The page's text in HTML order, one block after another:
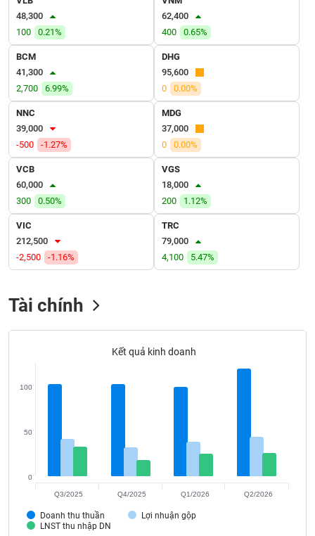
48,300
100
0.21%
62,400
400
0.65%
BCM
41,300
2,700
6.99%
DHG
95,600
0
0.00%
NNC
39,000
-500
-1.27%
MDG
37,000
0
0.00%
VCB
60,000
300
0.50%
VGS
18,000
200
1.12%
VIC
212,500
-2,500
-1.16%
TRC
79,000
4,100
5.47%
Tài chính
Kết quả kinh doanh
Doanh thu thuần
Lợi nhuận gộp
LNST thu nhập DN
0
50
100
Q3/2025 Q4/2025 Q1/2026 Q2/2026
VỤ
TRUYỀN
THÔNG
TIỆN
BẤT
ĐỘNG
SẢN
Mã
chứng
Bài
viết